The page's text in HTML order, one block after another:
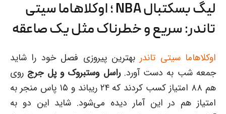
لیگ بسکتبال NBA ؛ اوکلاهاما سیتی
تاندر: سریع و خطرناک مثل یک صاعقه
اوکلاهاما سیتی تاندر بهترین پیروزی فصل خود را شاید
جمعه شب به دست آورد.راسل وستبروک و پل جرج روی
هم ۸۸ امتیاز کسب کردند که ۲۴ ریباند و ۱۵ پاس منجر به
امتیاز هم در این آمار دیده می‌شود. شاید این دو به